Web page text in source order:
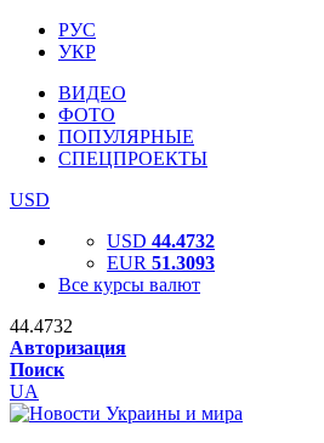
РУС
УКР
ВИДЕО
ФОТО
ПОПУЛЯРНЫЕ
СПЕЦПРОЕКТЫ
USD
USD 44.4732
EUR 51.3093
Все курсы валют
44.4732
Авторизация
Поиск
UA